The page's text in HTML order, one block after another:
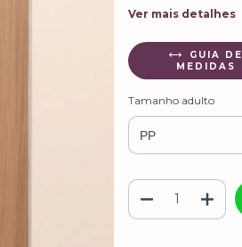
Ver mais detalhes
GUIA DE
MEDIDAS
Tamanho adulto